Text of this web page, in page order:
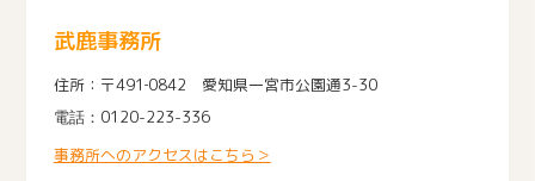
武鹿事務所
〒491‐0842 愛知県一宮市公園通3-30
0120-223-336
事務所へのアクセスはこちら＞